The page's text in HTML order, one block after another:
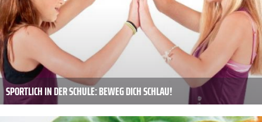
SPORTLICH IN DER SCHULE: BEWEG DICH SCHLAU!